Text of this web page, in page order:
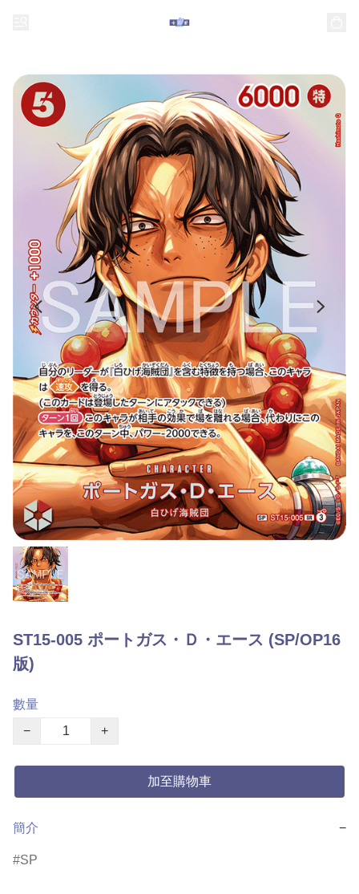
ST15-005 ポートガス・Ｄ・エース (SP/OP16
版)
數量
−
+
加至購物車
簡介 −
SP